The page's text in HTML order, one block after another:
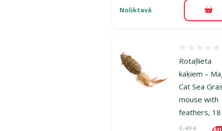
Noliktavā
Rotaļlieta
kaķiem –
Cat Sea
mouse with
feathers,
Oriģinālā
1,49 €